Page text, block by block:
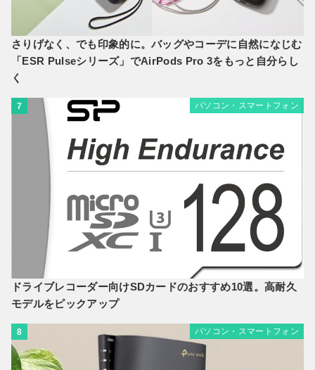
さりげなく、でも印象的に。バッグやコーデに自然になじむ
「ESR Pulseシリーズ」でAirPods Pro 3をもっと自分らし
く
7 パソコン・スマートフォン
ドライブレコーダー向けSDカードのおすすめ10選。高耐久
モデルをピックアップ
8 パソコン・スマートフォン